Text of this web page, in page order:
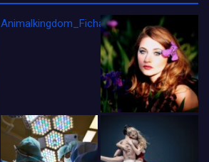
Animalkingdom_FichaCine